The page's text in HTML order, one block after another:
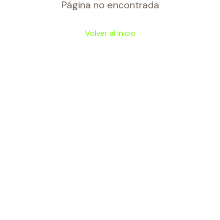
Página no encontrada
Volver al inicio